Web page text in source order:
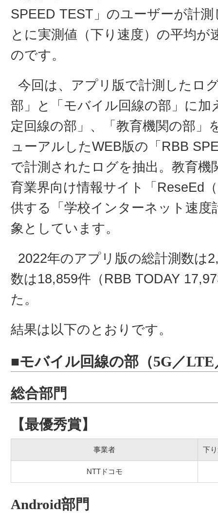
SPEED TEST」のユーザーが計
とに実測値（下り速度）の平均
のです。
今回は、アプリ版で計測したロ
部」と「モバイル回線の部」に加
定回線の部」、「教育機関の部」
ューアルしたWEB版の「RBB
で計測されたログを抽出。教育
育業界向け情報サイト「ReseEd
供する「学校インターネット速
象としています。
2022年のアプリ版の総計測数は
数は18,859件（RBB TODAY
た。
結果は以下のとおりです。
■モバイル回線の部（5G／LTE
総合部門
【最優秀賞】
事業者 下
NTTドコモ
Android部門